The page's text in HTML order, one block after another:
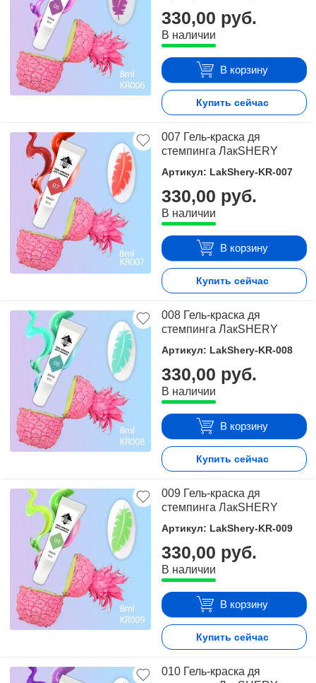
330,00 руб.
В наличии
В корзину
Купить сейчас
007 Гель-краска дя
стемпинга ЛакSHERY
Артикул: LakShery-KR-007
330,00 руб.
В наличии
В корзину
Купить сейчас
008 Гель-краска дя
стемпинга ЛакSHERY
Артикул: LakShery-KR-008
330,00 руб.
В наличии
В корзину
Купить сейчас
009 Гель-краска дя
стемпинга ЛакSHERY
Артикул: LakShery-KR-009
330,00 руб.
В наличии
В корзину
Купить сейчас
010 Гель-краска дя